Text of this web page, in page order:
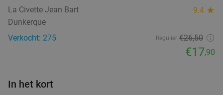
Wo
Pizza Del Gusto
Ardooie 27 min. directions_car
€40 ,65
La Civette Jean Bart 9.4 star
Dunkerque
Verkocht: 275
Regulier €26,50
€17,90
In het kort